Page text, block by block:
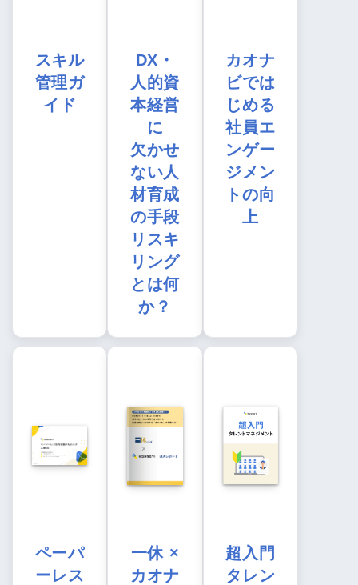
スキル
管理ガ
イド
DX・
人的資
本経営
に
欠かせ
ない人
材育成
の手段
リスキ
リング
とは何
か？
カオナ
ビでは
じめる
社員エ
ンゲー
ジメン
トの向
上
ペーパ
ーレス
一休 ×
カオナ
超入門
タレン